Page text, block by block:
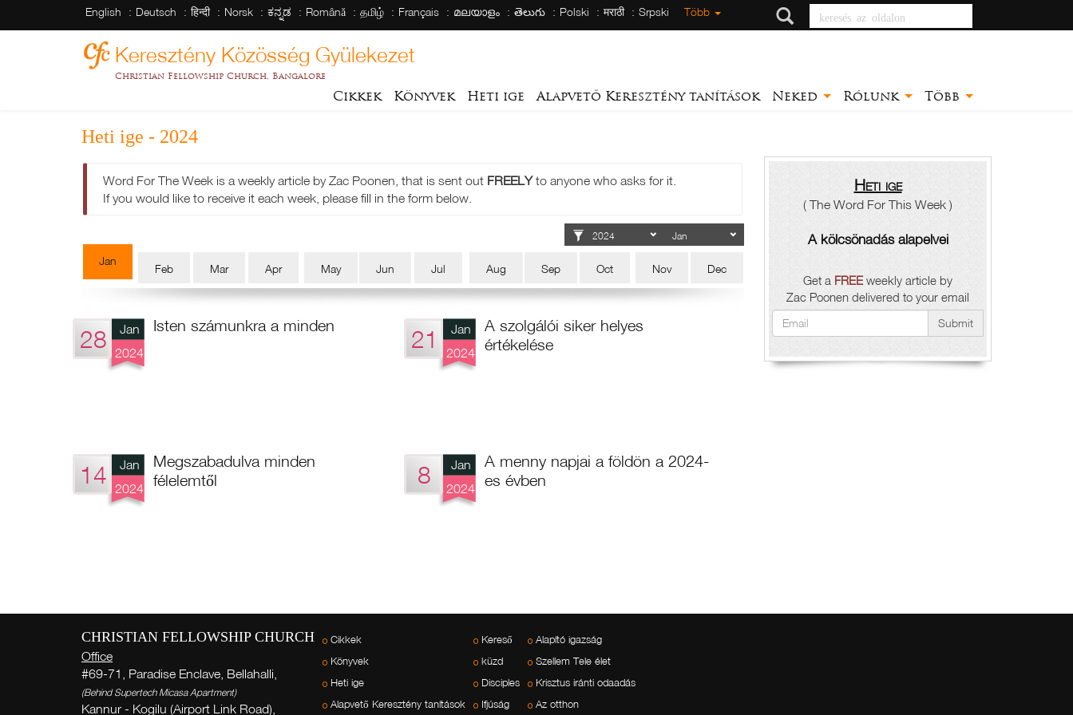
English Deutsch हिन्दी Norsk ಕನ್ನಡ Română தமிழ் Français മലയാളം తెలుగు Polski मराठी Srpski Több keresés az oldalon
Keresztény Közösség Gyülekezet
Christian Fellowship Church, Bangalore
Cikkek Könyvek Heti ige Alapvető Keresztény tanítások Neked Rólunk Több
Heti ige - 2024
Word For The Week is a weekly article by Zac Poonen, that is sent out FREELYto anyone who asks for it.
If you would like to receive it each week, please fill in the form below.
Jan
Feb Mar Apr May Jun Jul Aug Sep Oct Nov Dec
28
Jan
2024
Isten számunkra a minden
21
Jan
2024
A szolgálói siker helyes
értékelése
14
Jan
2024
Megszabadulva minden
félelemtől
8
Jan
2024
A menny napjai a földön a 2024-
es évben
Heti ige
( The Word For This Week )
A kölcsönadás alapelvei
Get a FREEweekly article by
Zac Poonen delivered to your email
Submit
CHRISTIAN FELLOWSHIP CHURCH
Office
#69-71, Paradise Enclave, Bellahalli,
(Behind Supertech Micasa Apartment)
Kannur - Kogilu (Airport Link Road),
Cikkek
Könyvek
Heti ige
Alapvető Keresztény tanítások
Kereső
küzd
Disciples
Ifjúság
Alapító igazság
Szellem Tele élet
Krisztus iránti odaadás
Az otthon